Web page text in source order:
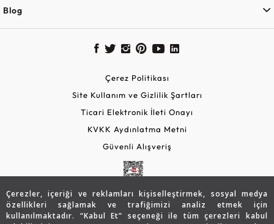
Çerezler, içeriği ve reklamları kişiselleştirmek, sosyal medya
özellikleri sağlamak ve trafiğimizi analiz etmek için
kullanılmaktadır. “Kabul Et” seçeneği ile tüm çerezleri kabul
Blog
Çerez Politikası
Site Kullanım ve Gizlilik Şartları
Ticari Elektronik İleti Onayı
KVKK Aydınlatma Metni
Güvenli Alışveriş